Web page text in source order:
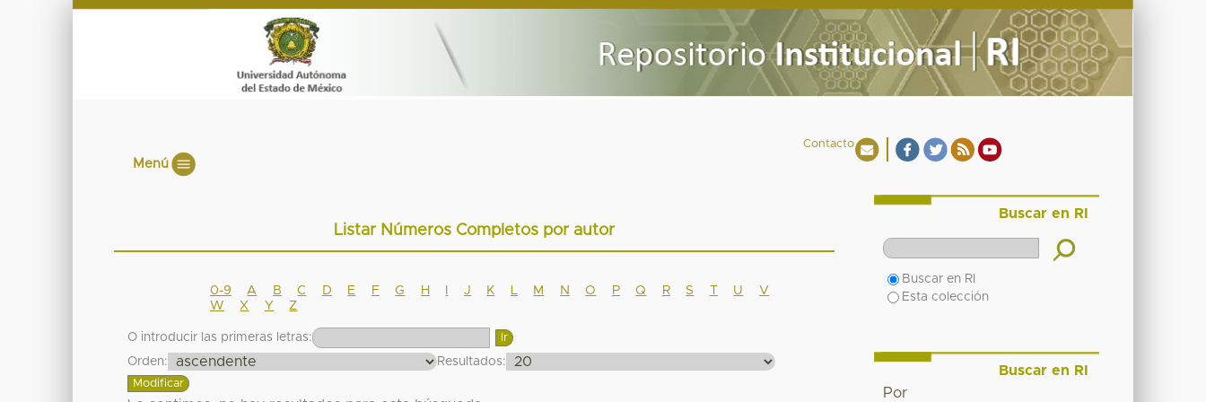
Contacto
Menú
Listar Números Completos por autor
0-9 A B C D E F G H J K M N O P Q R S T U
V
W
X Y Z
O introducir las primeras letras:
Orden:
Resultados:
Buscar en RI
Buscar en RI
Esta colección
Buscar en RI
Por